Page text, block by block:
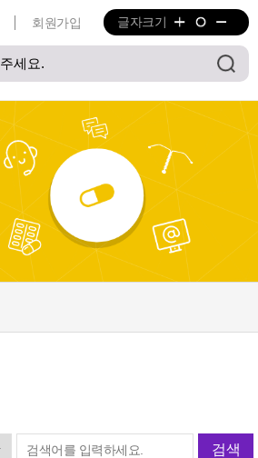
회원가입 글자크기
검색